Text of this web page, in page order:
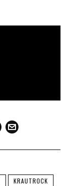
KRAUTROCK